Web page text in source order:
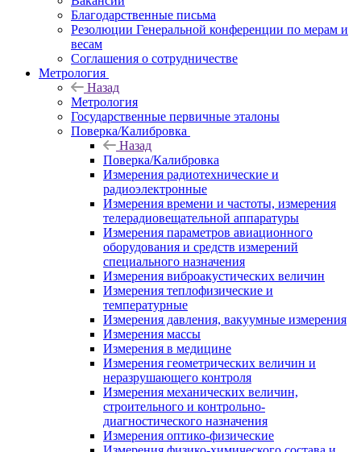
Благодарственные письма
Резолюции Генеральной конференции по мерам и
весам
Соглашения о сотрудничестве
Метрология
Назад
Метрология
Государственные первичные эталоны
Поверка/Калибровка
Назад
Поверка/Калибровка
Измерения радиотехнические и
радиоэлектронные
Измерения времени и частоты, измерения
телерадиовещательной аппаратуры
Измерения параметров авиационного
оборудования и средств измерений
специального назначения
Измерения виброакустических величин
Измерения теплофизические и
температурные
Измерения давления, вакуумные измерения
Измерения массы
Измерения в медицине
Измерения геометрических величин и
неразрушающего контроля
Измерения механических величин,
строительного и контрольно-
диагностического назначения
Измерения оптико-физические